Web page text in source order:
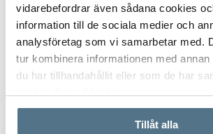
vidarebefordrar även sådana cookies
information till de sociala medier och
analysföretag som vi samarbetar med.
tur kombinera informationen med
du har tillhandahållit eller som de har
Tillåt alla